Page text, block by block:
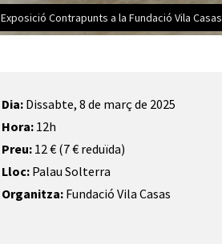
Exposició Contrapunts a la Fundació Vila Casas
Dia: Dissabte, 8 de març de 2025
Hora: 12h
Preu: 12 € (7 € reduïda)
Lloc: Palau Solterra
Organitza: Fundació Vila Casas